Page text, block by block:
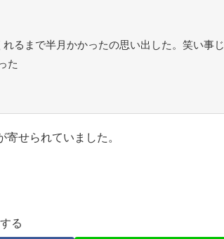
るまで半月かかったの思い出した。笑い事じ
た
せられていました。
る